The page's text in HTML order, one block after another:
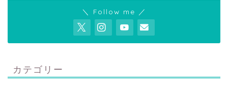
＼ Follow me ／
カテゴリー